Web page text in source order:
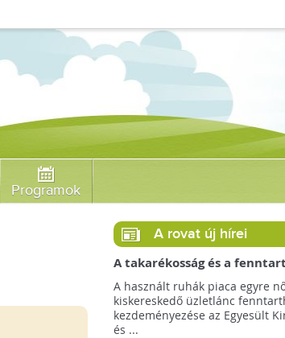
Programok
A rovat új hírei
A takarékosság és a
ösztönzésére a Zara 14
országra terjeszti ki
szolgáltatását!
A használt ruhák piaca egyre
kiskereskedő üzletlánc
kezdeményezése az Egyesült
és ...